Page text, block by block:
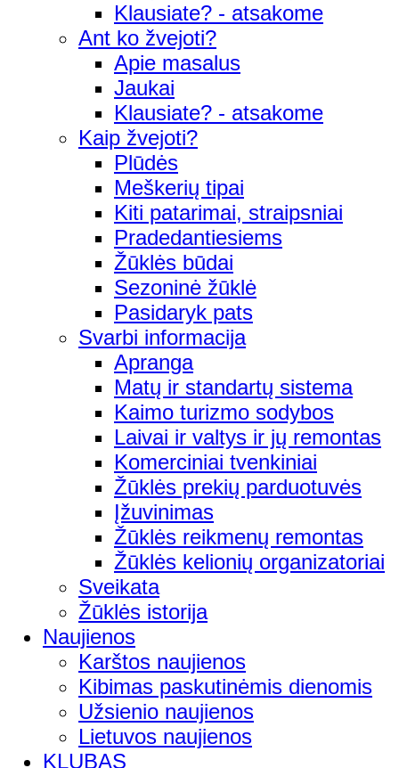
Klausiate? - atsakome
Ant ko žvejoti?
Apie masalus
Jaukai
Klausiate? - atsakome
Kaip žvejoti?
Plūdės
Meškerių tipai
Kiti patarimai, straipsniai
Pradedantiesiems
Žūklės būdai
Sezoninė žūklė
Pasidaryk pats
Svarbi informacija
Apranga
Matų ir standartų sistema
Kaimo turizmo sodybos
Laivai ir valtys ir jų remontas
Komerciniai tvenkiniai
Žūklės prekių parduotuvės
Įžuvinimas
Žūklės reikmenų remontas
Žūklės kelionių organizatoriai
Sveikata
Žūklės istorija
Naujienos
Karštos naujienos
Kibimas paskutinėmis dienomis
Užsienio naujienos
Lietuvos naujienos
KLUBAS